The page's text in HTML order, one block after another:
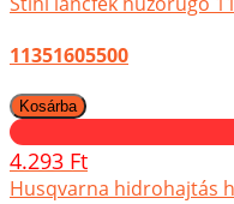
11351605500
4.293 Ft
Husqvarna hidrohajtás